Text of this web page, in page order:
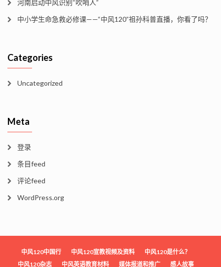
河南启动中风识别“吹哨人”
中小学生命急救必修课——“中风120”祖孙科普直播，你看了吗？
Categories
Uncategorized
Meta
登录
条目feed
评论feed
WordPress.org
中风120中国行 中风120宣教视频及资料
中风120是什么？
中风120杂志
中风英语教育材料 媒体报道和推广 感人故事